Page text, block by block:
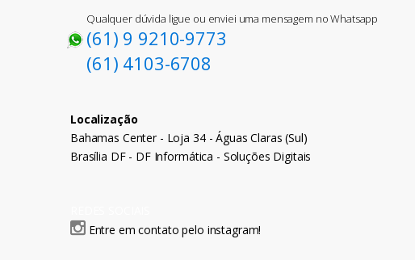
Qualquer dúvida ligue ou enviei uma mensagem no Whatsapp
(61) 9 9210-9773
(61) 4103-6708
Localização
Bahamas Center - Loja 34 - Águas Claras (Sul)
Brasília DF - DF Informática - Soluções Digitais
Entre em contato pelo instagram!